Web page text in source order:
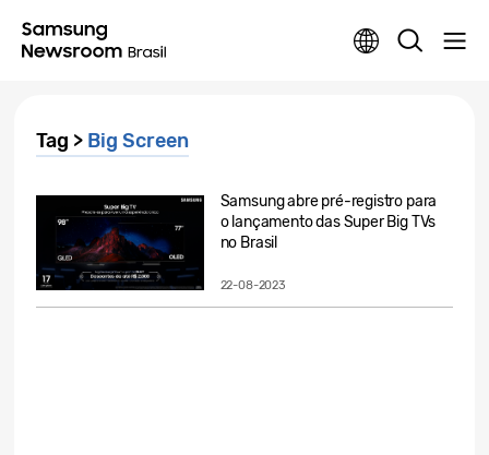
Tag > Big Screen
Samsung abre pré-registro para
o lançamento das Super Big TVs
no Brasil
22-08-2023